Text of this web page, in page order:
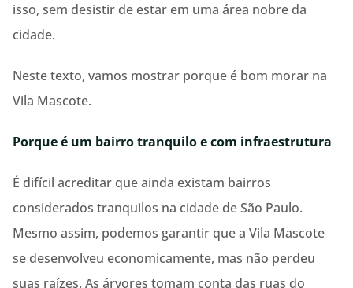
isso, sem desistir de estar em uma área nobre da
cidade.
Neste texto, vamos mostrar porque é bom morar na
Vila Mascote.
Porque é um bairro tranquilo e com infraestrutura
É difícil acreditar que ainda existam bairros
considerados tranquilos na cidade de São Paulo.
Mesmo assim, podemos garantir que a Vila Mascote
se desenvolveu economicamente, mas não perdeu
suas raízes. As árvores tomam conta das ruas do